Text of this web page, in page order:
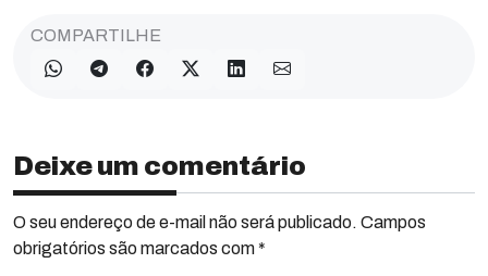
COMPARTILHE
Deixe um comentário
O seu endereço de e-mail não será publicado. Campos
obrigatórios são marcados com *